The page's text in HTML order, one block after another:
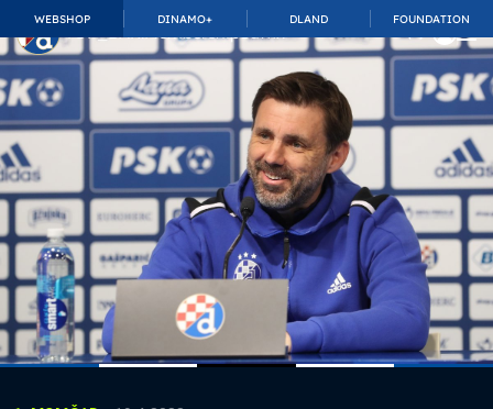
WEBSHOP DINAMO+ DLAND FOUNDATION
TOP_BAR.MembershipSuffix